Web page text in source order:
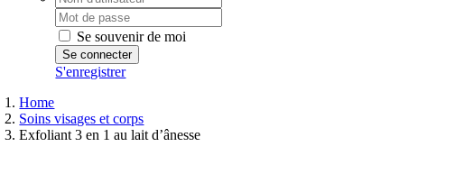
Password:
Se souvenir de moi
S'enregistrer
Home
Soins visages et corps
Exfoliant 3 en 1 au lait d’ânesse